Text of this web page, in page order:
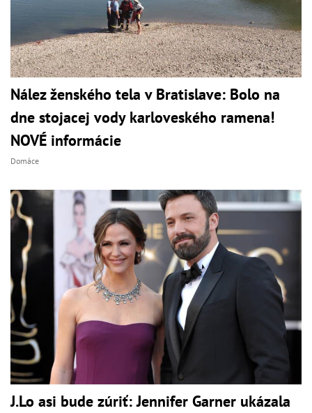
Nález ženského tela v Bratislave: Bolo na
dne stojacej vody karloveského ramena!
NOVÉ informácie
Domáce
J.Lo asi bude zúriť: Jennifer Garner ukázala